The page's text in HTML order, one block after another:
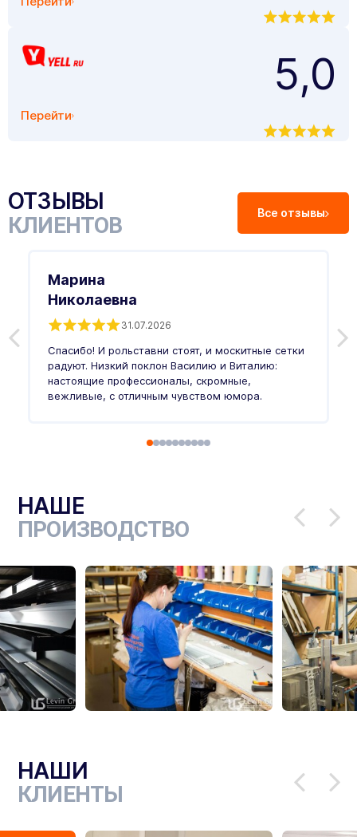
Перейти
5,0
ОТЗЫВЫ
КЛИЕНТОВ Все отзывы
Марина
Николаевна
31.07.2026
Спасибо! И рольставни стоят, и москитные сетки
радуют. Низкий поклон Василию и Виталию:
настоящие профессионалы, скромные,
вежливые, с отличным чувством юмора.
НАШЕ
ПРОИЗВОДСТВО
НАШИ
КЛИЕНТЫ